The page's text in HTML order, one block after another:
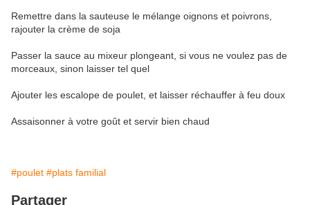
Remettre dans la sauteuse le mélange oignons et poivrons,
rajouter la crème de soja
Passer la sauce au mixeur plongeant, si vous ne voulez pas de
morceaux, sinon laisser tel quel
Ajouter les escalope de poulet, et laisser réchauffer à feu doux
Assaisonner à votre goût et servir bien chaud
#poulet #plats familial
Partager